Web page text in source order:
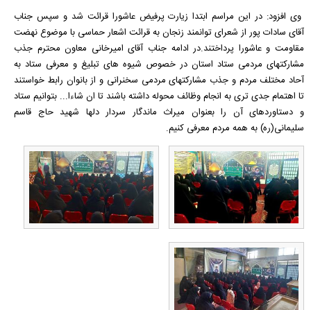
وی افزود: در این مراسم ابتدا زیارت پرفیض عاشورا قرائت شد و سپس جناب
آقای سادات پور از شعرای توانمند زنجان به قرائت اشعار حماسی با موضوع نهضت
مقاومت و عاشورا پرداختند.در ادامه جناب آقای امیرخانی معاون محترم جذب
مشارکتهای مردمی ستاد استان در خصوص شیوه های تبلیغ و معرفی ستاد به
آحاد مختلف مردم و جذب مشارکتهای مردمی سخنرانی و از بانوان رابط خواستند
تا اهتمام جدی تری به انجام وظائف محوله داشته باشند تا ان شاءا... بتوانیم ستاد
و دستاوردهای آن را بعنوان میراث ماندگار سردار دلها شهید حاج قاسم
سلیمانی(ره) به همه مردم معرفی کنیم.